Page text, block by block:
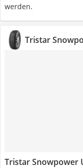
werden.
Tristar
Tristar Snowpower